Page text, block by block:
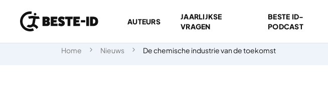
Ga naar inhoud
AUTEURS
JAARLIJKSE
VRAGEN
BESTE ID-
PODCAST
Home Nieuws De chemische industrie van de toekomst